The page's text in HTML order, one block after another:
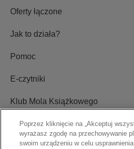
Oferty łączone
Jak to działa?
Pomoc
E-czytniki
Klub Mola Książkowego
Ustawienia plików cookie
Blog
Poprzez kliknięcie na „Akceptuj
wyrażasz zgodę na przechowywanie
swoim urządzeniu w celu